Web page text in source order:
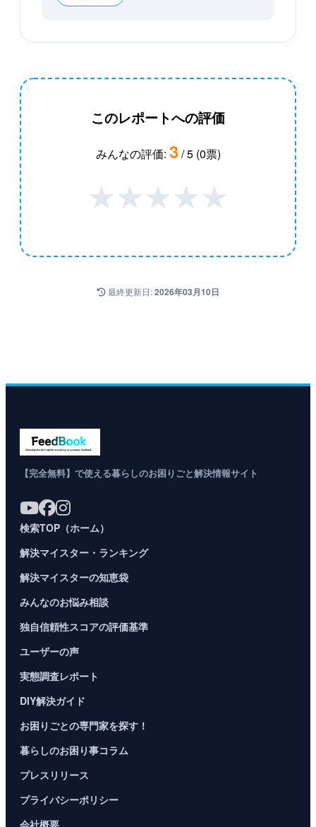
このレポートへの評価
みんなの評価: 3/ 5 (0票)
★★★★★
最終更新日:2026年03月10日
【完全無料】で使える暮らしのお困りごと解決情報サイト
検索TOP（ホーム）
解決マイスター・ランキング
解決マイスターの知恵袋
みんなのお悩み相談
独自信頼性スコアの評価基準
ユーザーの声
実態調査レポート
DIY解決ガイド
お困りごとの専門家を探す！
暮らしのお困り事コラム
プレスリリース
プライバシーポリシー
会社概要